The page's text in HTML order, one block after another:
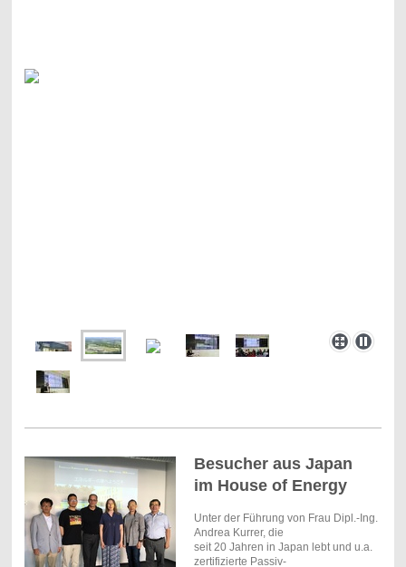
Besucher aus Japan
im House of Energy
Unter der Führung von Frau Dipl.-Ing.
Andrea Kurrer, die
seit 20 Jahren in Japan lebt und u.a.
zertifizierte Passiv-